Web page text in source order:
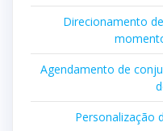
Direcionamento
Agendamento de
Personalização